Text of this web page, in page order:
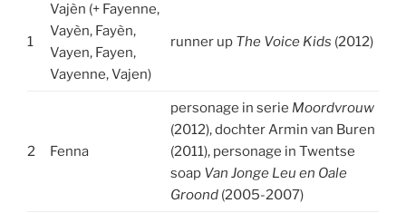
1
Vajèn (+ Fayenne,
Vayèn, Fayèn,
Vayen, Fayen,
Vayenne, Vajen)
runner up The Voice Kids (2012)
2 Fenna
personage in serie Moordvrouw
(2012), dochter Armin van Buren
(2011), personage in Twentse
soap Van Jonge Leu en Oale
Groond (2005-2007)